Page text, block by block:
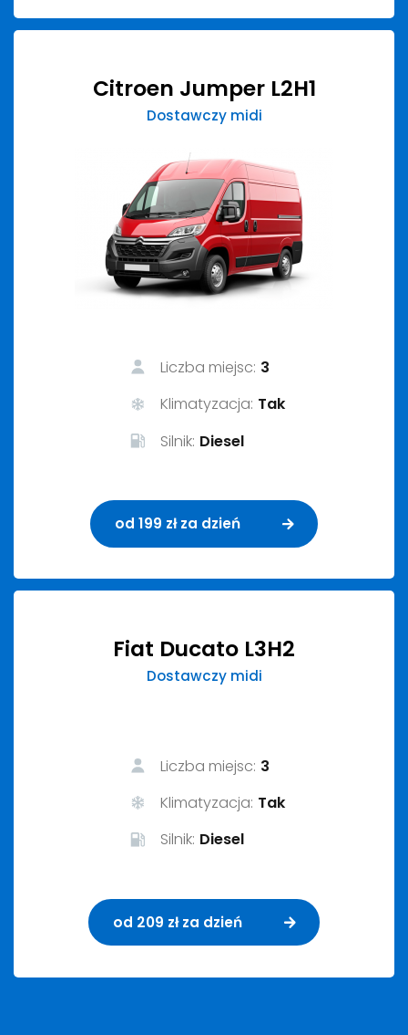
Citroen Jumper L2H1
Dostawczy midi
Liczba miejsc: 3
Klimatyzacja: Tak
Silnik: Diesel
od 199 zł za dzień
Fiat Ducato L3H2
Dostawczy midi
Liczba miejsc: 3
Klimatyzacja: Tak
Silnik: Diesel
od 209 zł za dzień